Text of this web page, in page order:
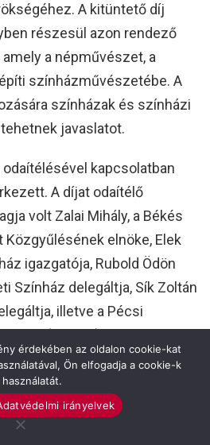
A kitüntető díj
részesül azon rendező
a népművészet, a
színházművészetébe. A
színházak és színházi
javaslatot.
kapcsolatban
A díjat odaítélő
volt Zalai Mihály, a Békés
elnöke, Elek
igazgatója, Rubold Ödön
Színház delegáltja, Sík Zoltán
illetve a Pécsi
Magyar Teátrumi Társaság
kritikus, szerkesztő a
részéről- 2018. május 14-
A testület
érdekében az oldalon cookie-kat
Ön elfogadja a cookie-k
használatát.
irányelvek